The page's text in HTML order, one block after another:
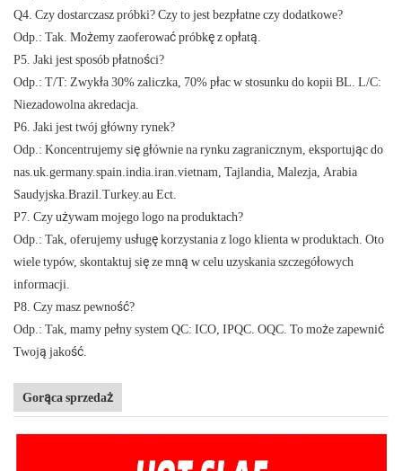
Q4. Czy dostarczasz próbki? Czy to jest bezpłatne czy dodatkowe?
Odp.: Tak. Możemy zaoferować próbkę z opłatą.
P5. Jaki jest sposób płatności?
Odp.: T/T: Zwykła 30% zaliczka, 70% płac w stosunku do kopii BL. L/C:
Niezadowolna akredacja.
P6. Jaki jest twój główny rynek?
Odp.: Koncentrujemy się głównie na rynku zagranicznym, eksportując do
nas.uk.germany.spain.india.iran.vietnam, Tajlandia, Malezja, Arabia
Saudyjska.Brazil.Turkey.au Ect.
P7. Czy używam mojego logo na produktach?
Odp.: Tak, oferujemy usługę korzystania z logo klienta w produktach. Oto
wiele typów, skontaktuj się ze mną w celu uzyskania szczegółowych
informacji.
P8. Czy masz pewność?
Odp.: Tak, mamy pełny system QC: ICO, IPQC. OQC. To może zapewnić
Twoją jakość.
Gorąca sprzedaż